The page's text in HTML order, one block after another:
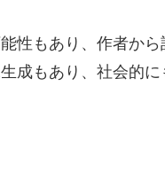
性もあり、作者か
成もあり、社会的に